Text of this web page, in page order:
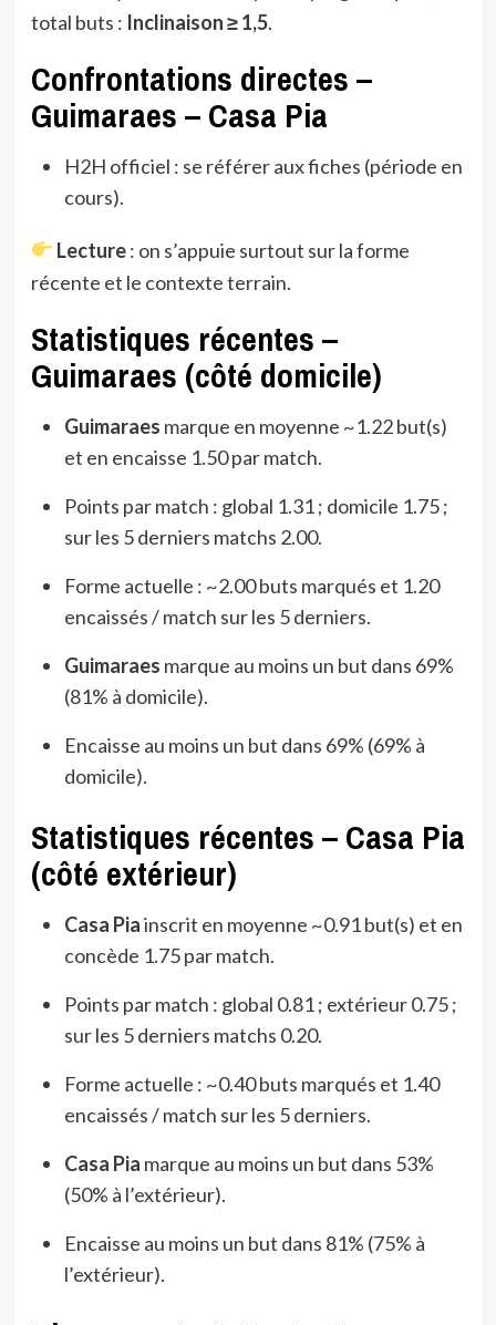
total buts : Inclinaison ≥ 1,5.
Confrontations directes –
Guimaraes – Casa Pia
H2H officiel : se référer aux fiches (période en
cours).
Lecture: on s’appuie surtout sur la forme
récente et le contexte terrain.
Statistiques récentes –
Guimaraes (côté domicile)
Guimaraes marque en moyenne ~1.22 but(s)
et en encaisse 1.50 par match.
Points par match : global 1.31 ; domicile 1.75 ;
sur les 5 derniers matchs 2.00.
Forme actuelle : ~2.00 buts marqués et 1.20
encaissés / match sur les 5 derniers.
Guimaraes marque au moins un but dans 69%
(81% à domicile).
Encaisse au moins un but dans 69% (69% à
domicile).
Statistiques récentes – Casa Pia
(côté extérieur)
Casa Piainscrit en moyenne ~0.91 but(s) et en
concède 1.75 par match.
Points par match : global 0.81 ; extérieur 0.75 ;
sur les 5 derniers matchs 0.20.
Forme actuelle : ~0.40 buts marqués et 1.40
encaissés / match sur les 5 derniers.
Casa Pia marque au moins un but dans 53%
(50% à l’extérieur).
Encaisse au moins un but dans 81% (75% à
l’extérieur).